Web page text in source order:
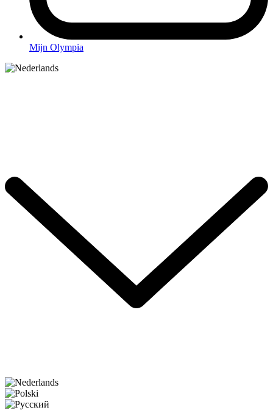
Mijn Olympia